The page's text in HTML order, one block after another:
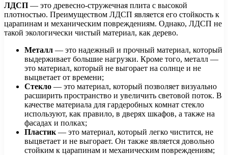
ЛДСП — это древесно-стружечная плита с высокой
плотностью. Преимуществом ЛДСП является его стойкость к
царапинам и механическим повреждениям. Однако, ЛДСП не
такой экологически чистый материал, как дерево.
Металл — это надежный и прочный материал, который
выдерживает большие нагрузки. Кроме того, металл —
это материал, который не выгорает на солнце и не
выцветает от времени;
Стекло — это материал, который позволяет визуально
расширить пространство и увеличить световой поток. В
качестве материала для гардеробных комнат стекло
используют, как правило, в дверях шкафов, а также на
фасадах и полках;
Пластик — это материал, который легко чистится, не
выцветает и не выгорает. Он также является довольно
стойким к царапинам и механическим повреждениям;